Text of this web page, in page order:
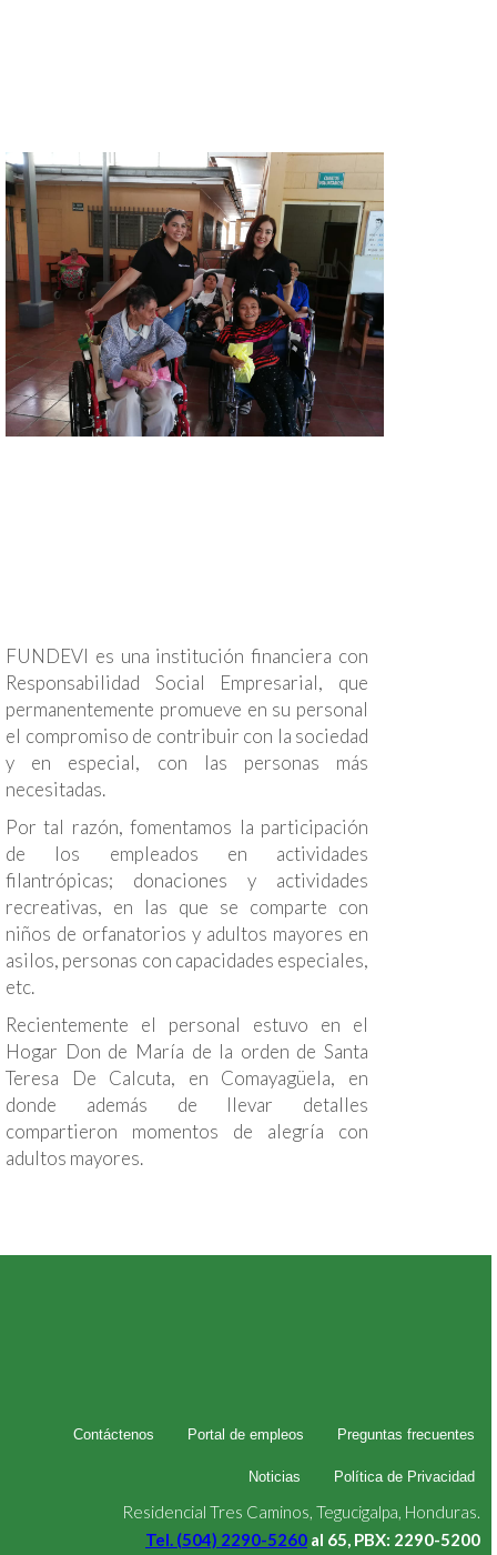
FUNDEVI es una institución financiera con
Responsabilidad Social Empresarial, que
permanentemente promueve en su personal
el compromiso de contribuir con la sociedad
y en especial, con las personas más
necesitadas.
Por tal razón, fomentamos la participación
de los empleados en actividades
filantrópicas; donaciones y actividades
recreativas, en las que se comparte con
niños de orfanatorios y adultos mayores en
asilos, personas con capacidades especiales,
etc.
Recientemente el personal estuvo en el
Hogar Don de María de la orden de Santa
Teresa De Calcuta, en Comayagüela, en
donde además de llevar detalles
compartieron momentos de alegría con
adultos mayores.
Contáctenos Portal de empleos Preguntas frecuentes
Noticias Política de Privacidad
Residencial Tres Caminos, Tegucigalpa, Honduras.
Tel. (504) 2290-5260 al 65, PBX: 2290-5200